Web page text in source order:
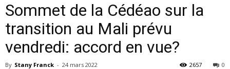
Sommet de la Cédéao sur la
transition au Mali prévu
vendredi: accord en vue?
By Stany Franck - 24 mars 2022 0
2657